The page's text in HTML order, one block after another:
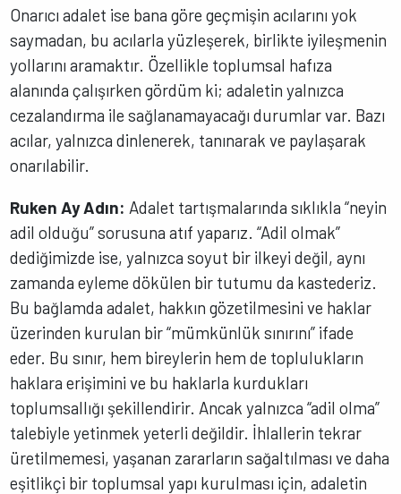
Onarıcı adalet ise bana göre geçmişin acılarını yok
saymadan, bu acılarla yüzleşerek, birlikte iyileşmenin
yollarını aramaktır. Özellikle toplumsal hafıza
alanında çalışırken gördüm ki; adaletin yalnızca
cezalandırma ile sağlanamayacağı durumlar var. Bazı
acılar, yalnızca dinlenerek, tanınarak ve paylaşarak
onarılabilir.
Ruken Ay Adın: Adalet tartışmalarında sıklıkla “neyin
adil olduğu” sorusuna atıf yaparız. “Adil olmak”
dediğimizde ise, yalnızca soyut bir ilkeyi değil, aynı
zamanda eyleme dökülen bir tutumu da kastederiz.
Bu bağlamda adalet, hakkın gözetilmesini ve haklar
üzerinden kurulan bir “mümkünlük sınırını” ifade
eder. Bu sınır, hem bireylerin hem de toplulukların
haklara erişimini ve bu haklarla kurdukları
toplumsallığı şekillendirir. Ancak yalnızca “adil olma”
talebiyle yetinmek yeterli değildir. İhlallerin tekrar
üretilmemesi, yaşanan zararların sağaltılması ve daha
eşitlikçi bir toplumsal yapı kurulması için, adaletin